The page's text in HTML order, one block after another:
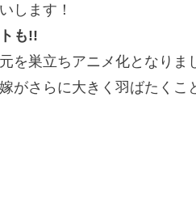
します！
も!!
を巣立ちアニメ化となりま
がさらに大きく羽ばたくこ